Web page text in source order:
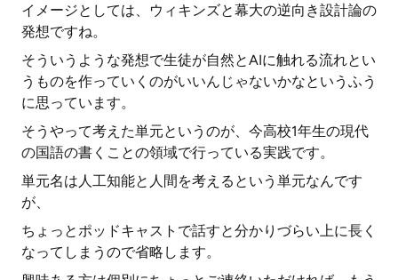
イメージとしては、ウィキンズと幕大の逆向き設計論の
発想ですね。
そういうような発想で生徒が自然とAIに触れる流れとい
うものを作っていくのがいいんじゃないかなというふう
に思っています。
そうやって考えた単元というのが、今高校1年生の現代
の国語の書くことの領域で行っている実践です。
単元名は人工知能と人間を考えるという単元なんです
が、
ちょっとポッドキャストで話すと分かりづらい上に長く
なってしまうので省略します。